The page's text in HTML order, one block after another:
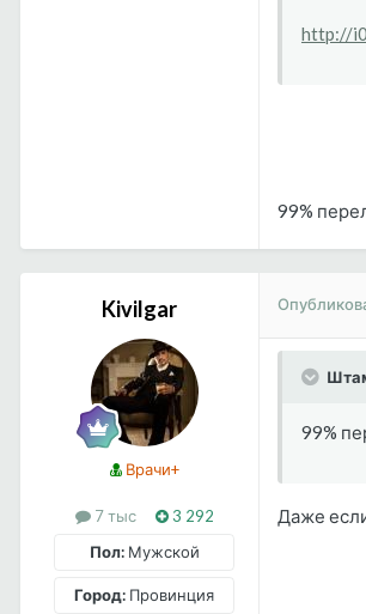
http://
99%
Kivilgar
Врачи+
7 тыс
3 292
Пол:Мужской
Город: Провинция
99%
Даже